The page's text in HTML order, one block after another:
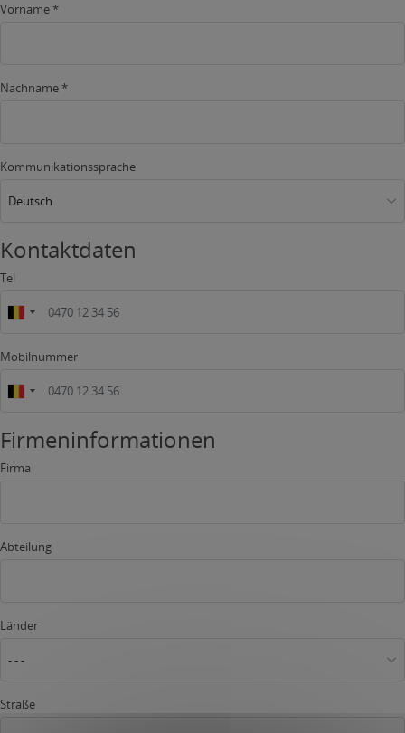
Vorname *
Nachname *
Kommunikationssprache
Deutsch
Kontaktdaten
Tel
Mobilnummer
Firmeninformationen
Firma
Abteilung
Länder
- - -
Straße